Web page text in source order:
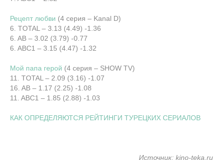
Рецепт любви (4 серия – Kanal D)
6. TOTAL – 3.13 (4.49) -1.36
6. AB – 3.02 (3.79) -0.77
6. ABC1 – 3.15 (4.47) -1.32
Мой папа герой (4 серия – SHOW TV)
11. TOTAL – 2.09 (3.16) -1.07
16. AB – 1.17 (2.25) -1.08
11. ABC1 – 1.85 (2.88) -1.03
КАК ОПРЕДЕЛЯЮТСЯ РЕЙТИНГИ ТУРЕЦКИХ СЕРИАЛОВ
Источник: kino-teka.ru